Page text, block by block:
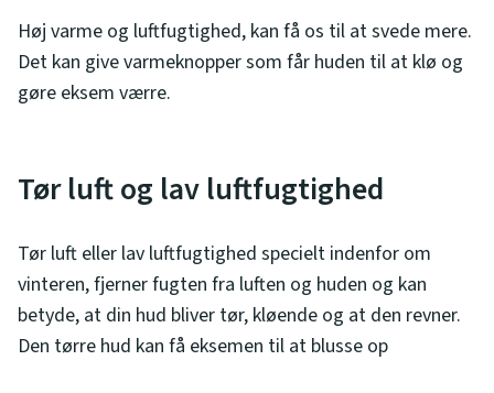
Høj varme og luftfugtighed, kan få os til at svede mere.
Det kan give varmeknopper som får huden til at klø og
gøre eksem værre.
Tør luft og lav luftfugtighed
Tør luft eller lav luftfugtighed specielt indenfor om
vinteren, fjerner fugten fra luften og huden og kan
betyde, at din hud bliver tør, kløende og at den revner.
Den tørre hud kan få eksemen til at blusse op